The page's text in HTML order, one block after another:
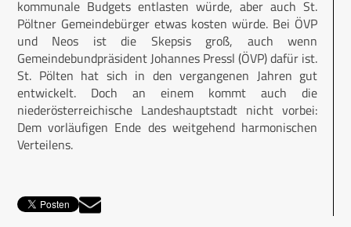
kommunale Budgets entlasten würde, aber auch St.
Pöltner Gemeindebürger etwas kosten würde. Bei ÖVP
und Neos ist die Skepsis groß, auch wenn
Gemeindebundpräsident Johannes Pressl (ÖVP) dafür ist.
St. Pölten hat sich in den vergangenen Jahren gut
entwickelt. Doch an einem kommt auch die
niederösterreichische Landeshauptstadt nicht vorbei:
Dem vorläufigen Ende des weitgehend harmonischen
Verteilens.